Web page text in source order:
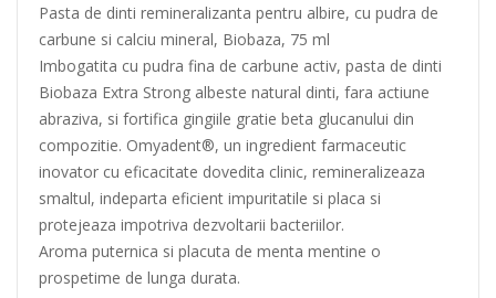
Pasta de dinti remineralizanta pentru albire, cu pudra de
carbune si calciu mineral, Biobaza, 75 ml
Imbogatita cu pudra fina de carbune activ, pasta de dinti
Biobaza Extra Strong albeste natural dinti, fara actiune
abraziva, si fortifica gingiile gratie beta glucanului din
compozitie. Omyadent®, un ingredient farmaceutic
inovator cu eficacitate dovedita clinic, remineralizeaza
smaltul, indeparta eficient impuritatile si placa si
protejeaza impotriva dezvoltarii bacteriilor.
Aroma puternica si placuta de menta mentine o
prospetime de lunga durata.